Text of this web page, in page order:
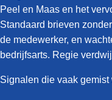
Peel en Maas en het
Standaard brieven
de medewerker, en
bedrijfsarts. Regie
Signalen die vaak gemist